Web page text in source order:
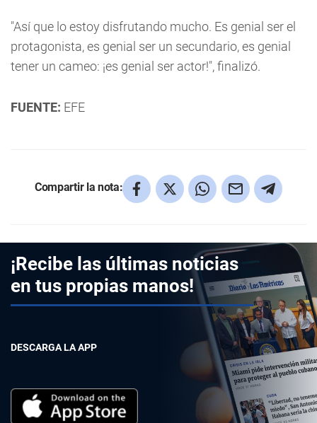
"Así que lo estoy disfrutando mucho. Es genial ser el
protagonista, es genial ser un secundario, es genial
tener un cameo: ¡es genial ser actor!", finalizó.
FUENTE: EFE
Compartir la nota:
¡Recibe las últimas noticias
en tus propias manos!
DESCARGA LA APP